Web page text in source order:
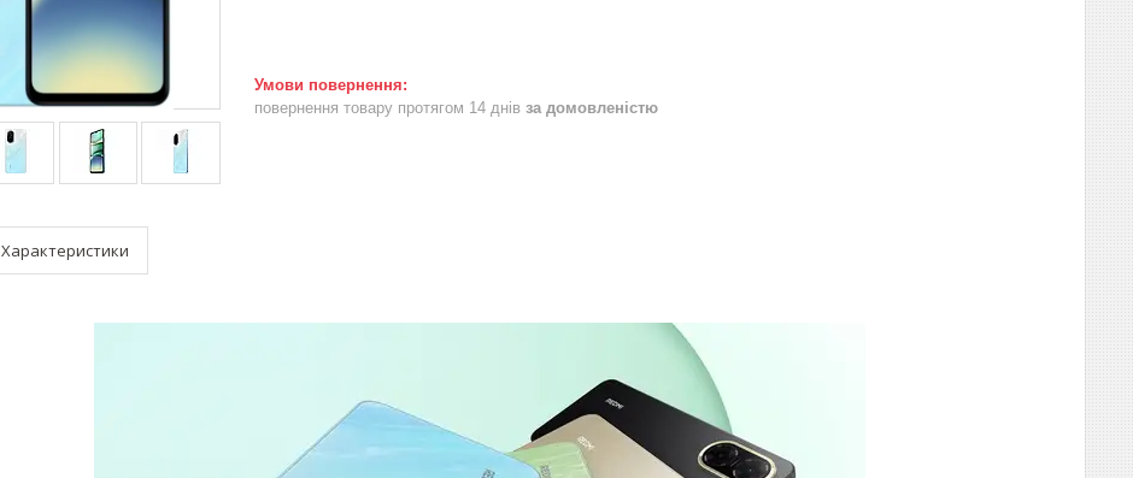
повернення товару протягом 14 днів за домовленістю
Характеристики